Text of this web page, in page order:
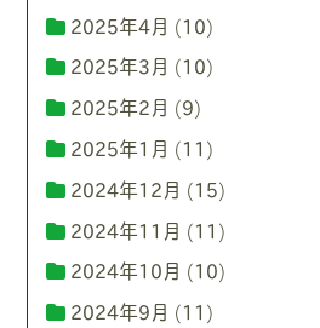
2025年4月 (10)
2025年3月 (10)
2025年2月 (9)
2025年1月 (11)
2024年12月 (15)
2024年11月 (11)
2024年10月 (10)
2024年9月 (11)